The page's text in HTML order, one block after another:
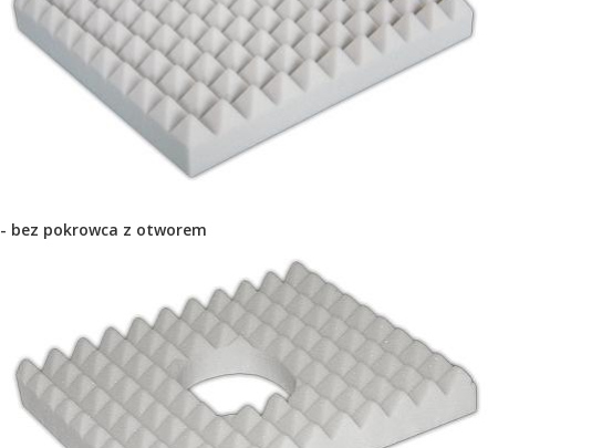
- bez pokrowca z otworem